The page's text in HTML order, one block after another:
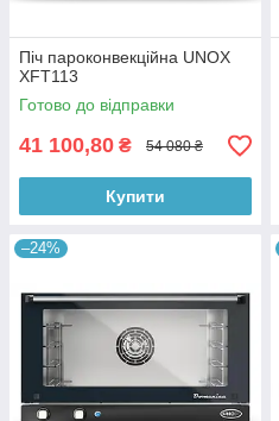
Піч пароконвекційна UNOX
XFT113
Готово до відправки
41 100,80 ₴ 54 080 ₴
Купити
–24%